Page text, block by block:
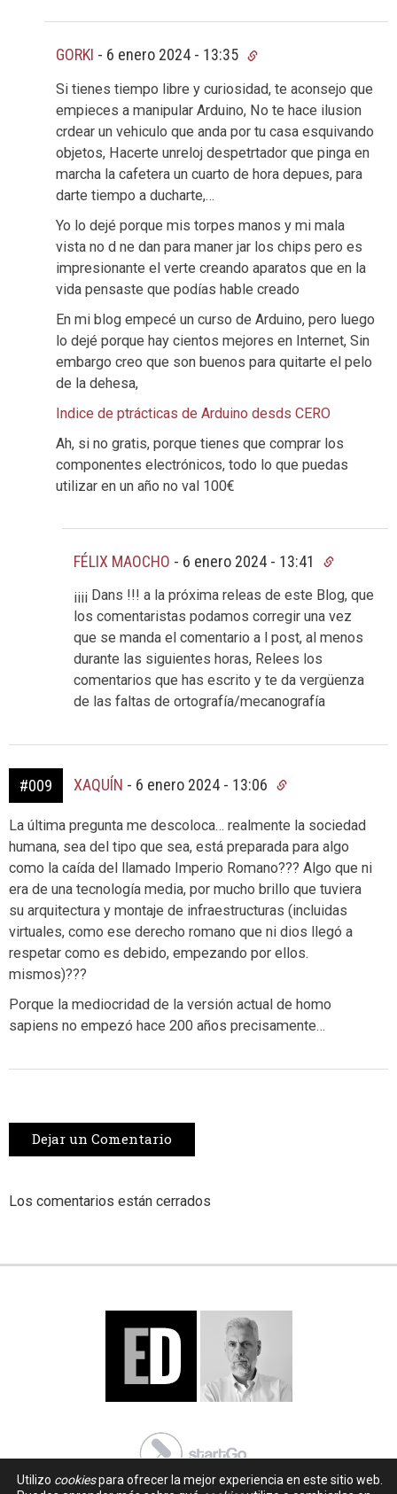
GORKI - 6 enero 2024 - 13:35
Si tienes tiempo libre y curiosidad, te aconsejo que
empieces a manipular Arduino, No te hace ilusion
crdear un vehiculo que anda por tu casa esquivando
objetos, Hacerte unreloj despetrtador que pinga en
marcha la cafetera un cuarto de hora depues, para
darte tiempo a ducharte,…
Yo lo dejé porque mis torpes manos y mi mala
vista no d ne dan para maner jar los chips pero es
impresionante el verte creando aparatos que en la
vida pensaste que podías hable creado
En mi blog empecé un curso de Arduino, pero luego
lo dejé porque hay cientos mejores en Internet, Sin
embargo creo que son buenos para quitarte el pelo
de la dehesa,
Indice de ptrácticas de Arduino desds CERO
Ah, si no gratis, porque tienes que comprar los
componentes electrónicos, todo lo que puedas
utilizar en un año no val 100€
FÉLIX MAOCHO - 6 enero 2024 - 13:41
¡¡¡¡ Dans !!! a la próxima releas de este Blog, que
los comentaristas podamos corregir una vez
que se manda el comentario a l post, al menos
durante las siguientes horas, Relees los
comentarios que has escrito y te da vergüenza
de las faltas de ortografía/mecanografía
#009 XAQUÍN - 6 enero 2024 - 13:06
La última pregunta me descoloca… realmente la sociedad
humana, sea del tipo que sea, está preparada para algo
como la caída del llamado Imperio Romano??? Algo que ni
era de una tecnología media, por mucho brillo que tuviera
su arquitectura y montaje de infraestructuras (incluidas
virtuales, como ese derecho romano que ni dios llegó a
respetar como es debido, empezando por ellos.
mismos)???
Porque la mediocridad de la versión actual de homo
sapiens no empezó hace 200 años precisamente…
Dejar un Comentario
Los comentarios están cerrados
Utilizo cookiespara ofrecer la mejor experiencia en este sitio web.